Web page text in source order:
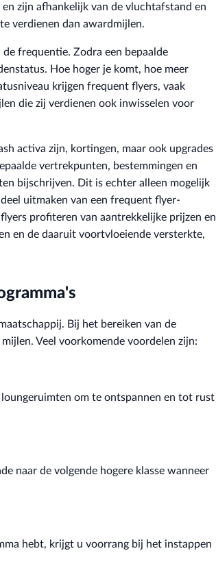
zijn afhankelijk van de vluchtafstand en
verdienen dan awardmijlen.
frequentie. Zodra een bepaalde
Hoe hoger je komt, hoe meer
krijgen frequent flyers, vaak
die zij verdienen ook inwisselen voor
activa zijn, kortingen, maar ook upgrades
vertrekpunten, bestemmingen en
bijschrijven. Dit is echter alleen mogelijk
uitmaken van een frequent flyer-
profiteren van aantrekkelijke prijzen en
en de daaruit voortvloeiende versterkte,
Bij het bereiken van de
Veel voorkomende voordelen zijn:
om te ontspannen en tot rust
naar de volgende hogere klasse wanneer
hebt, krijgt u voorrang bij het instappen